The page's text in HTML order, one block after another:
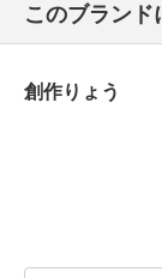
このブランド
創作りょう